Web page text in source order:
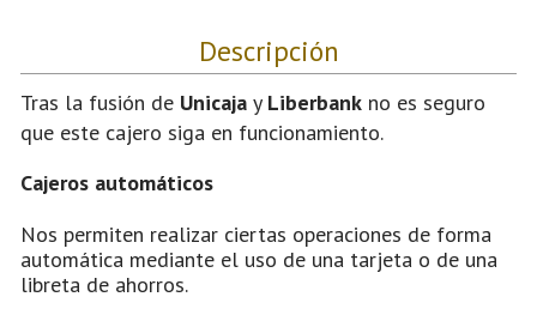
Descripción
Tras la fusión de Unicaja y Liberbank no es seguro
que este cajero siga en funcionamiento.
Cajeros automáticos
Nos permiten realizar ciertas operaciones de forma
automática mediante el uso de una tarjeta o de una
libreta de ahorros.